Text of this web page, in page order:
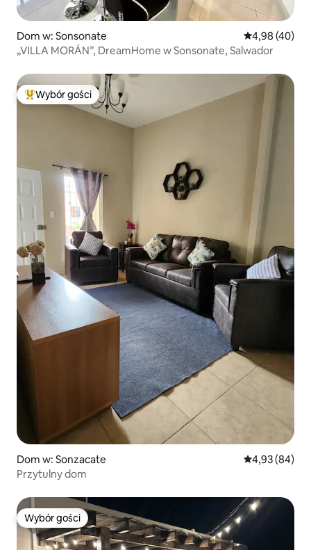
Dom w: Sonsonate Średnia
4,98 (40)
„VILLA MORÁN”, DreamHome w Sonsonate, Salwador
Najpopularniejsze z kategorii Wybór gości
Wybór gości
Dom w: Sonzacate Średnia
4,93 (84)
Przytulny dom
Wybór gości
Wybór gości